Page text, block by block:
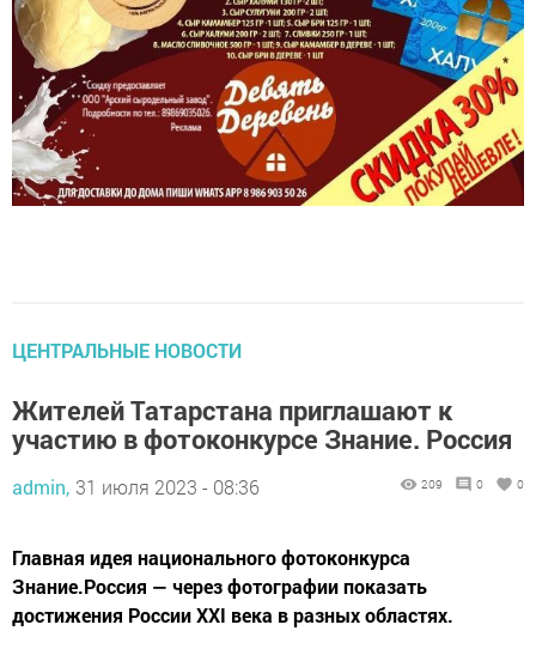
участию в фотоконкурсе Знание. Россия
admin, 31 июля 2023 - 08:36
Знание.Россия — через фотографии показать
достижения России XXI века в разных областях.